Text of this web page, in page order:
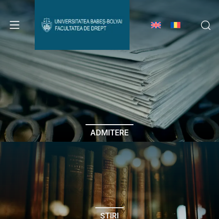
Avizier Studenți
Studii
Admitere
Erasmus & Internațional
Despre Facultate
ADMITERE
ȘTIRI